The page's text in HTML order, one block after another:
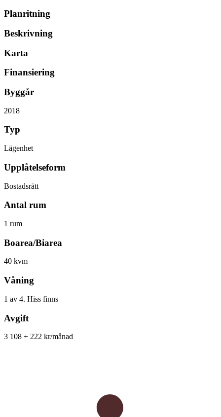
Planritning
Beskrivning
Karta
Finansiering
Byggår
2018
Typ
Lägenhet
Upplåtelseform
Bostadsrätt
Antal rum
1 rum
Boarea/Biarea
40 kvm
Våning
1 av 4. Hiss finns
Avgift
3 108 + 222 kr/månad